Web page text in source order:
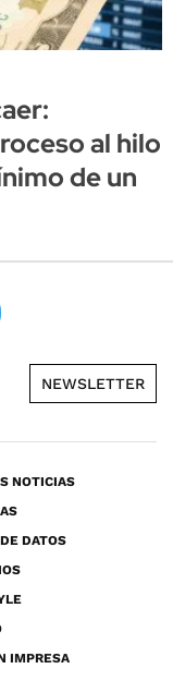
al hilo
de un
NEWSLETTER
NOTICIAS
DATOS
IMPRESA